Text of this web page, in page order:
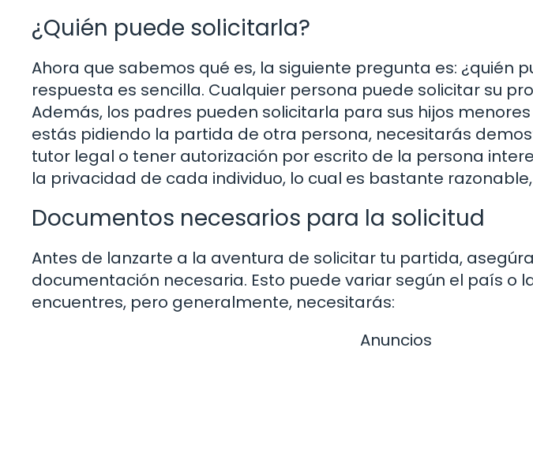
¿Quién puede solicitarla?
Ahora que sabemos qué es, la siguiente pregunta es: ¿quién
respuesta es sencilla. Cualquier persona puede solicitar su
Además, los padres pueden solicitarla para sus hijos
estás pidiendo la partida de otra persona, necesitarás
tutor legal o tener autorización por escrito de la persona
la privacidad de cada individuo, lo cual es bastante
Documentos necesarios para la solicitud
Antes de lanzarte a la aventura de solicitar tu partida,
documentación necesaria. Esto puede variar según el país o
encuentres, pero generalmente, necesitarás:
Anuncios